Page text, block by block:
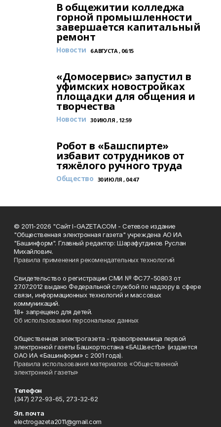
В общежитии колледжа
горной промышленности
завершается капитальный
ремонт
Новости 6 АВГУСТА , 06:15
«Домосервис» запустил в
уфимских новостройках
площадки для общения и
творчества
Новости 30 ИЮЛЯ , 12:59
Робот в «Башспирте»
избавит сотрудников от
тяжёлого ручного труда
Общество 30 ИЮЛЯ , 04:47
© 2011-2026 "Сайт I-GAZETA.COM - Сетевое издание
"Общественная электронная газета" учреждена АО ИА
"Башинформ". Главный редактор: Шарафутдинов Руслан
Михайлович.
Правила применения рекомендательных технологий
Свидетельство о регистрации СМИ № ФС77-50803 от
27.07.2012 выдано Федеральной службой по надзору в сфере
связи, информационных технологий и массовых
коммуникаций.
18+ запрещено для детей.
Об использовании персональных данных
Общественная электрогазета - правопреемница первой
электронной газеты Башкортостана «БАШвестЪ» (издается
ОАО ИА «Башинформ» с 2001 года).
Правила использования материалов «Общественной
электронной газеты»
Телефон
(347) 272-93-65, 273-32-62
Эл. почта
electrogazeta2011@gmail.com